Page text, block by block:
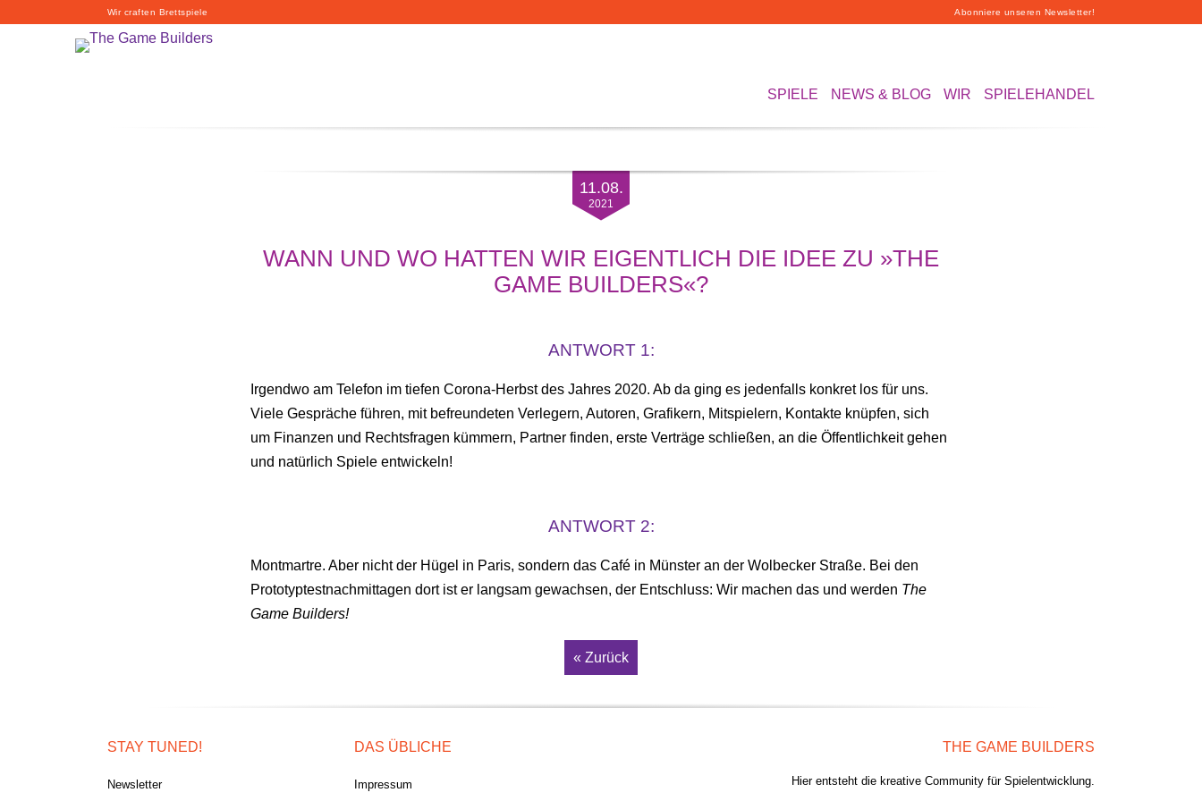
Wir craften Brettspiele Abonniere unseren Newsletter!
SPIELE NEWS & BLOG WIR SPIELEHANDEL
11.08.
2021
WANN UND WO HATTEN WIR EIGENTLICH DIE IDEE ZU »THE
GAME BUILDERS«?
ANTWORT 1:
Irgendwo am Telefon im tiefen Corona-Herbst des Jahres 2020. Ab da ging es jedenfalls konkret los für uns.
Viele Gespräche führen, mit befreundeten Verlegern, Autoren, Grafikern, Mitspielern, Kontakte knüpfen, sich
um Finanzen und Rechtsfragen kümmern, Partner finden, erste Verträge schließen, an die Öffentlichkeit gehen
und natürlich Spiele entwickeln!
ANTWORT 2:
Montmartre. Aber nicht der Hügel in Paris, sondern das Café in Münster an der Wolbecker Straße. Bei den
Prototyptestnachmittagen dort ist er langsam gewachsen, der Entschluss: Wir machen das und werden The
Game Builders!
« Zurück
STAY TUNED!
Newsletter
DAS ÜBLICHE
Impressum
THE GAME BUILDERS
Hier entsteht die kreative Community für Spielentwicklung.